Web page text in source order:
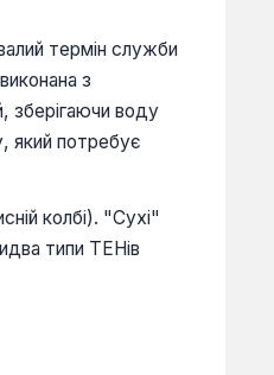
термін служби
з
зберігаючи воду
який потребує
колбі). "Сухі"
типи ТЕНів